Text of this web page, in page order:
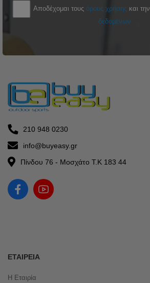
Αποδέχομαι τους όρους χρήσης και την
δεδομένων
210 948 0230
info@buyeasy.gr
Πίνδου 76 - Μοσχάτο Τ.Κ 183 44
ΕΤΑΙΡΕΊΑ
Η Εταιρία